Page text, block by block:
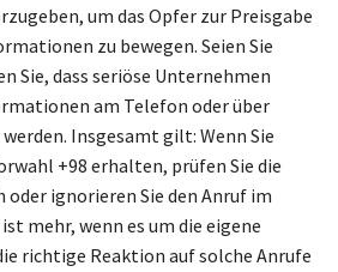
um das Opfer zur Preisgabe
zu bewegen. Seien Sie
Sie, dass seriöse Unternehmen
am Telefon oder über
Insgesamt gilt: Wenn Sie
+98 erhalten, prüfen Sie die
ignorieren Sie den Anruf im
mehr, wenn es um die eigene
richtige Reaktion auf solche Anrufe